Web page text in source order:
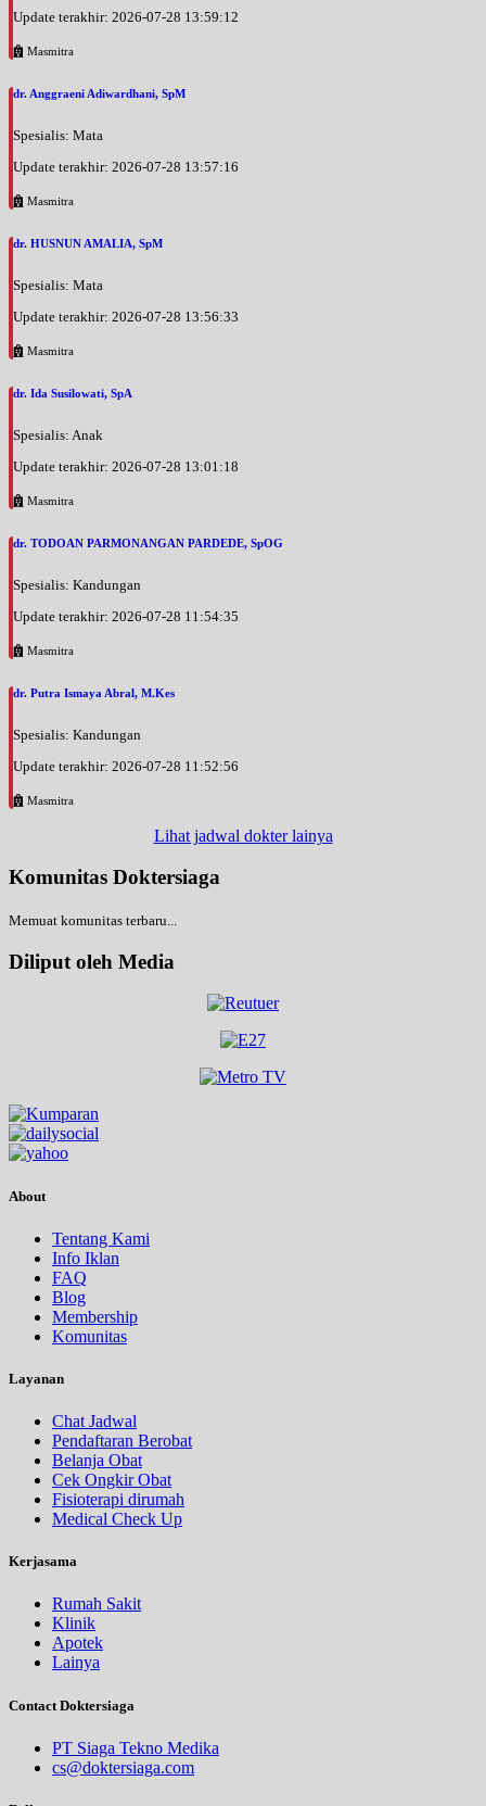
Update terakhir: 2026-07-28 13:59:12
Masmitra
dr. Anggraeni Adiwardhani, SpM
Spesialis: Mata
Update terakhir: 2026-07-28 13:57:16
Masmitra
dr. HUSNUN AMALIA, SpM
Spesialis: Mata
Update terakhir: 2026-07-28 13:56:33
Masmitra
dr. Ida Susilowati, SpA
Spesialis: Anak
Update terakhir: 2026-07-28 13:01:18
Masmitra
dr. TODOAN PARMONANGAN PARDEDE, SpOG
Spesialis: Kandungan
Update terakhir: 2026-07-28 11:54:35
Masmitra
dr. Putra Ismaya Abral, M.Kes
Spesialis: Kandungan
Update terakhir: 2026-07-28 11:52:56
Masmitra
Lihat jadwal dokter lainya
Komunitas Doktersiaga
Memuat komunitas terbaru...
Diliput oleh Media
About
Tentang Kami
Info Iklan
FAQ
Blog
Membership
Komunitas
Layanan
Chat Jadwal
Pendaftaran Berobat
Belanja Obat
Cek Ongkir Obat
Fisioterapi dirumah
Medical Check Up
Kerjasama
Rumah Sakit
Klinik
Apotek
Lainya
Contact Doktersiaga
PT Siaga Tekno Medika
cs@doktersiaga.com